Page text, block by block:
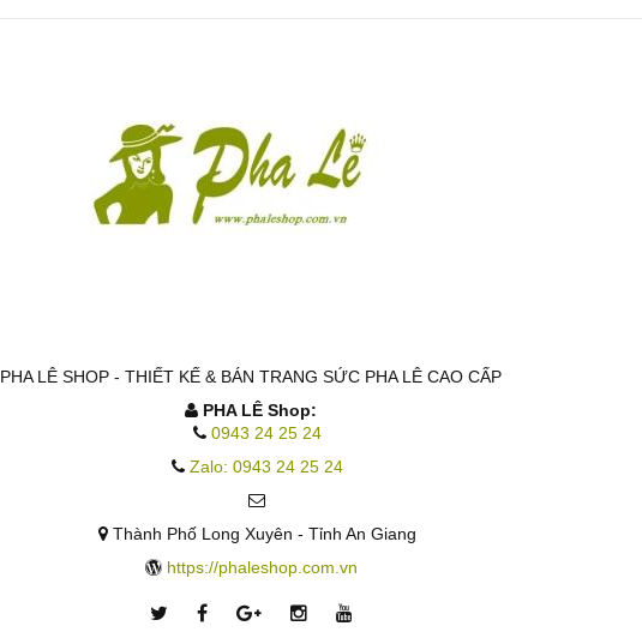
PHA LÊ SHOP - THIẾT KẾ & BÁN TRANG SỨC PHA LÊ CAO CẤP
PHA LÊ Shop:
0943 24 25 24
Zalo: 0943 24 25 24
Thành Phố Long Xuyên - Tỉnh An Giang
https://phaleshop.com.vn